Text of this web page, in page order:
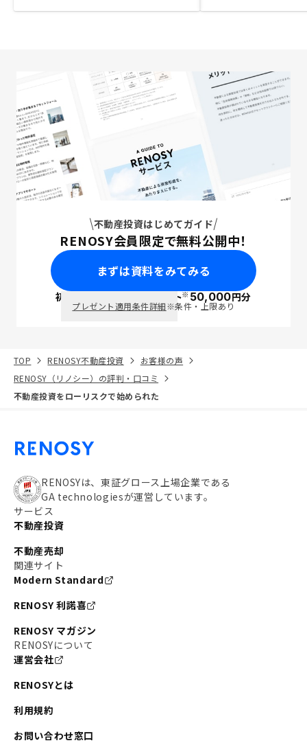
不動産投資はじめてガイド
RENOSY会員限定で無料公開中！
まずは資料をみてみる
初回面談で ポイント※50,000円分
プレゼント適用条件詳細※条件・上限あり
TOP RENOSY不動産投資
お客様の声
RENOSY（リノシー）の評判・口コミ
不動産投資をローリスクで始められた
RENOSYは、東証グロース上場企業である
GA technologiesが運営しています。
サービス
不動産投資
不動産売却
関連サイト
Modern Standard
RENOSY 利諾喜
RENOSY マガジン
RENOSYについて
運営会社
RENOSYとは
利用規約
お問い合わせ窓口